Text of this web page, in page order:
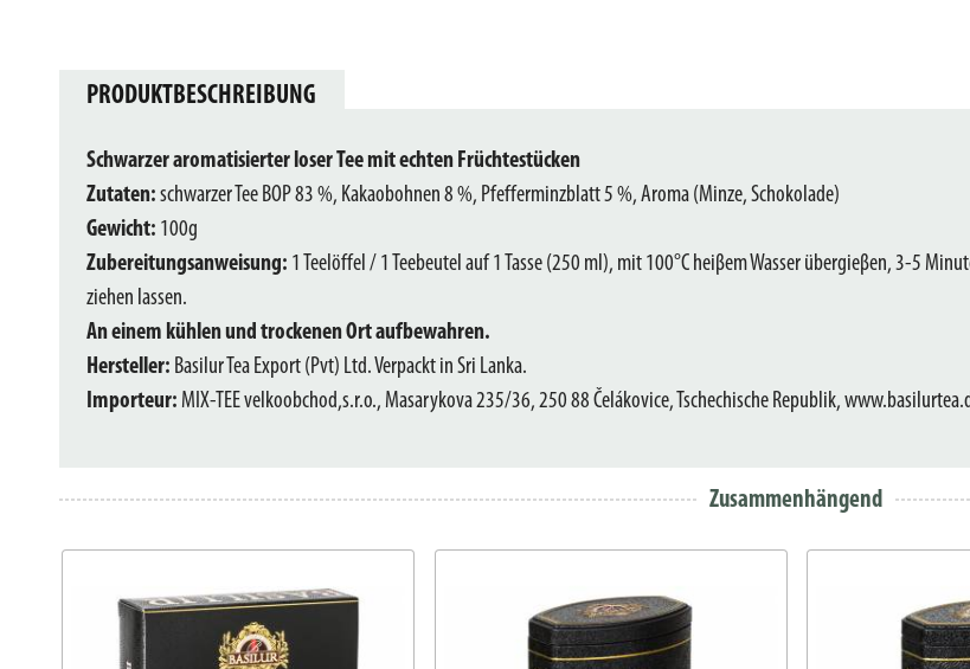
PRODUKTBESCHREIBUNG
Schwarzer aromatisierter loser Tee mit echten Früchtestücken
Zutaten: schwarzer Tee BOP 83 %, Kakaobohnen 8 %, Pfefferminzblatt 5 %, Aroma (Minze, Schokolade)
Gewicht: 100g
Zubereitungsanweisung: 1 Teelöffel / 1 Teebeutel auf 1 Tasse (250 ml), mit 100°C heiβem Wasser übergieβen, 3-5
ziehen lassen.
An einem kühlen und trockenen Ort aufbewahren.
Hersteller: Basilur Tea Export (Pvt) Ltd. Verpackt in Sri Lanka.
Importeur: MIX-TEE velkoobchod,s.r.o., Masarykova 235/36, 250 88 Čelákovice, Tschechische Republik,
Zusammenhängend